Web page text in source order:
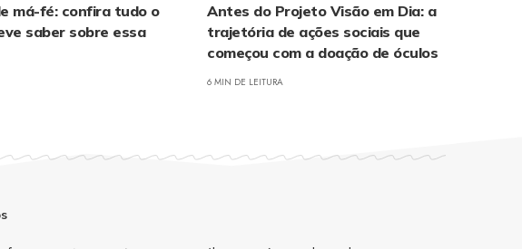
má-fé: confira tudo o
saber sobre essa
Antes do Projeto Visão em Dia: a
trajetória de ações sociais que
começou com a doação de óculos
6 MIN DE LEITURA